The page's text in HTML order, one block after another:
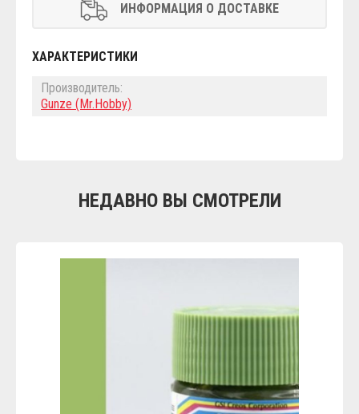
ИНФОРМАЦИЯ О ДОСТАВКЕ
ХАРАКТЕРИСТИКИ
Производитель:
Gunze (Mr.Hobby)
НЕДАВНО ВЫ СМОТРЕЛИ